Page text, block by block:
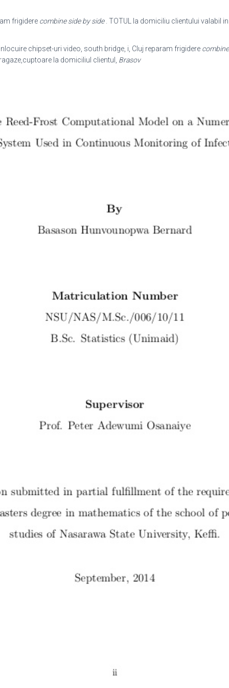
frigidere combine side by side. TOTUL la domiciliu clientului valabil
chipset-uri video, south bridge, i , Cluj reparam frigidere
la domiciliul clientul, Brasov